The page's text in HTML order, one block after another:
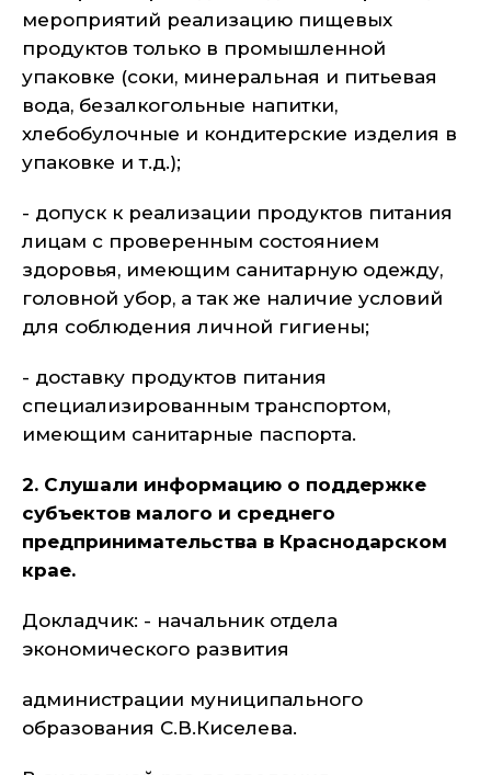
мероприятий реализацию пищевых
продуктов только в промышленной
упаковке (соки, минеральная и питьевая
вода, безалкогольные напитки,
хлебобулочные и кондитерские изделия в
упаковке и т.д.);
- допуск к реализации продуктов питания
лицам с проверенным состоянием
здоровья, имеющим санитарную одежду,
головной убор, а так же наличие условий
для соблюдения личной гигиены;
- доставку продуктов питания
специализированным транспортом,
имеющим санитарные паспорта.
2. Слушали информацию о поддержке
субъектов малого и среднего
предпринимательства в Краснодарском
крае.
Докладчик: - начальник отдела
экономического развития
администрации муниципального
образования С.В.Киселева.